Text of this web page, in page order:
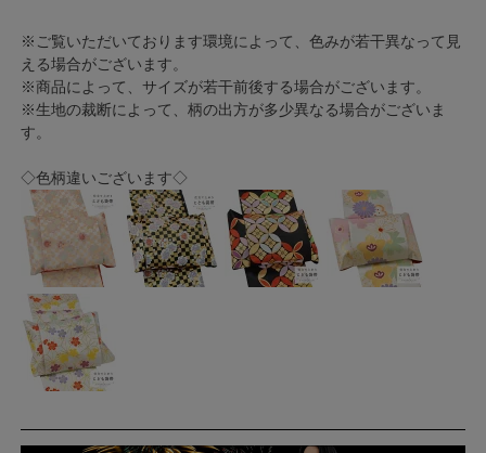
※ご覧いただいております環境によって、色みが若干異なって見
える場合がございます。
※商品によって、サイズが若干前後する場合がございます。
※生地の裁断によって、柄の出方が多少異なる場合がございま
す。
◇色柄違いございます◇